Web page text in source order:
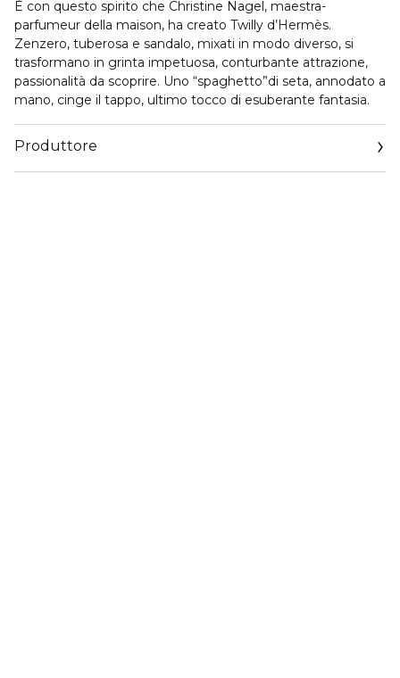
È con questo spirito che Christine Nagel, maestra-
parfumeur della maison, ha creato Twilly d’Hermès.
Zenzero, tuberosa e sandalo, mixati in modo diverso, si
trasformano in grinta impetuosa, conturbante attrazione,
passionalità da scoprire. Uno “spaghetto”di seta, annodato a
mano, cinge il tappo, ultimo tocco di esuberante fantasia.
Produttore